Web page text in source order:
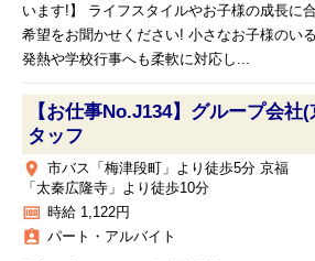
います!】 ライフスタイルやお子様の成長に
希望をお聞かせください! 小さなお子様のい
発熱や学校行事へも柔軟に対応し...
【お仕事No.J134】グループ会社
タッフ
place
市バス「梅津段町」より徒歩5分 京福
「太秦広隆寺」より徒歩10分
money 時給 1,122円
assignment_ind パート・アルバイト